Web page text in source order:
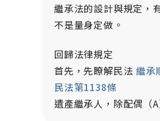
繼承法的設計與規定，
不是量身定做。
回歸法律規定
首先，先瞭解民法 繼承
民法第1138條
遺產繼承人，除配偶（